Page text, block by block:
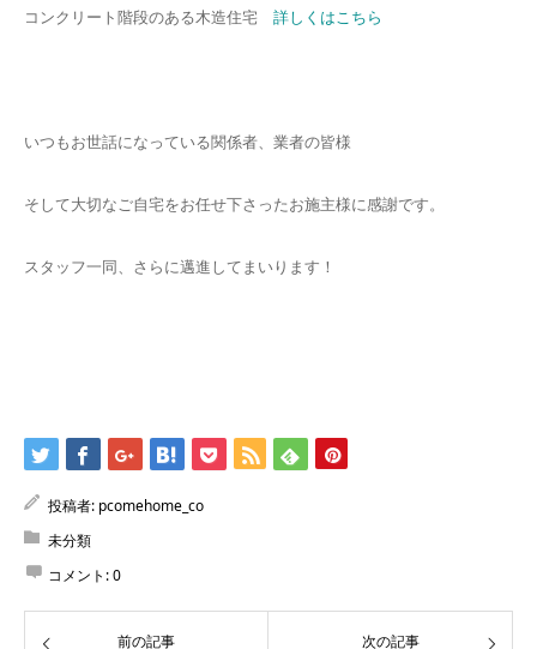
コンクリート階段のある木造住宅 詳しくはこちら
いつもお世話になっている関係者、業者の皆様
そして大切なご自宅をお任せ下さったお施主様に感謝です。
スタッフ一同、さらに邁進してまいります！
投稿者: pcomehome_co
未分類
コメント:0
前の記事 次の記事